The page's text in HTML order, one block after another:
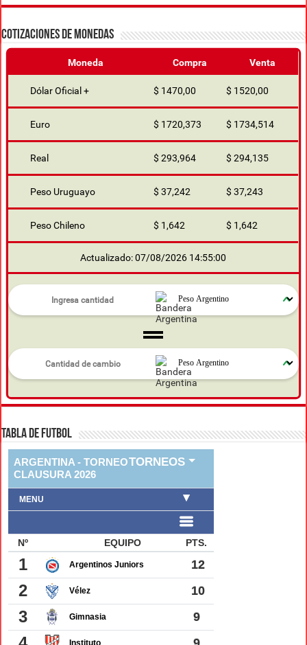
COTIZACIONES DE MONEDAS
Moneda Compra Venta
Dólar Oficial + $ 1470,00 $ 1520,00
Euro $ 1720,373 $ 1734,514
Real $ 293,964 $ 294,135
Peso Uruguayo $ 37,242 $ 37,243
Peso Chileno $ 1,642 $ 1,642
Actualizado: 07/08/2026 14:55:00
TABLA DE FUTBOL